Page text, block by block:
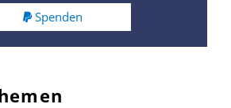
Spenden